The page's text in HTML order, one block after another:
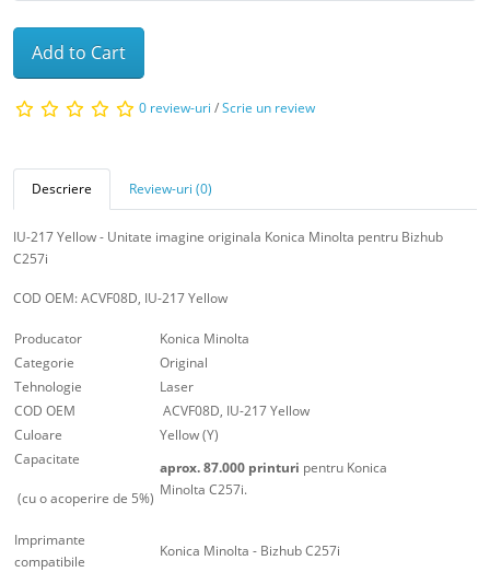
Add to Cart
0 review-uri /Scrie un review
Descriere Review-uri (0)
IU-217 Yellow - Unitate imagine originala Konica Minolta pentru Bizhub
C257i
COD OEM: ACVF08D, IU-217 Yellow
Producator
Konica Minolta
Categorie
Original
Tehnologie
Laser
COD OEM
ACVF08D, IU-217 Yellow
Culoare
Yellow (Y)
Capacitate
(cu o acoperire de 5%)
aprox. 87.000 printuri pentru Konica
Minolta C257i.
Imprimante
compatibile
Konica Minolta - Bizhub C257i